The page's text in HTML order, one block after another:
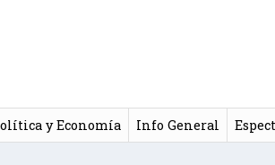
y Economía Info General